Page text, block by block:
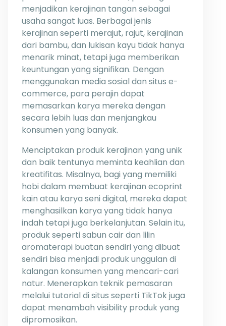
menjadikan kerajinan tangan sebagai
usaha sangat luas. Berbagai jenis
kerajinan seperti merajut, rajut, kerajinan
dari bambu, dan lukisan kayu tidak hanya
menarik minat, tetapi juga memberikan
keuntungan yang signifikan. Dengan
menggunakan media sosial dan situs e-
commerce, para perajin dapat
memasarkan karya mereka dengan
secara lebih luas dan menjangkau
konsumen yang banyak.
Menciptakan produk kerajinan yang unik
dan baik tentunya meminta keahlian dan
kreatifitas. Misalnya, bagi yang memiliki
hobi dalam membuat kerajinan ecoprint
kain atau karya seni digital, mereka dapat
menghasilkan karya yang tidak hanya
indah tetapi juga berkelanjutan. Selain itu,
produk seperti sabun cair dan lilin
aromaterapi buatan sendiri yang dibuat
sendiri bisa menjadi produk unggulan di
kalangan konsumen yang mencari-cari
natur. Menerapkan teknik pemasaran
melalui tutorial di situs seperti TikTok juga
dapat menambah visibility produk yang
dipromosikan.